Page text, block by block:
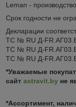
Leman -
Срок годности не
Декларации
ТС № RU Д-
ТС № RU Д-
ТС № RU Д-
*Уважаемые
сайт astravit.by не
*Ассортимент,